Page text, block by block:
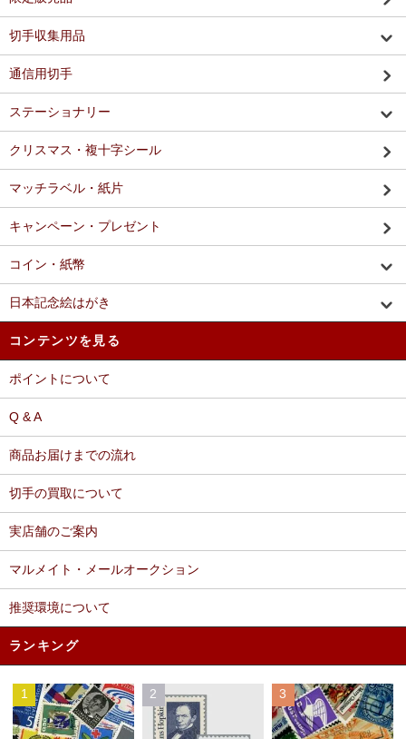
切手収集用品
通信用切手
ステーショナリー
クリスマス・複十字シール
マッチラベル・紙片
キャンペーン・プレゼント
コイン・紙幣
日本記念絵はがき
コンテンツを見る
ポイントについて
Q & A
商品お届けまでの流れ
切手の買取について
実店舗のご案内
マルメイト・メールオークション
推奨環境について
ランキング
1 2 3